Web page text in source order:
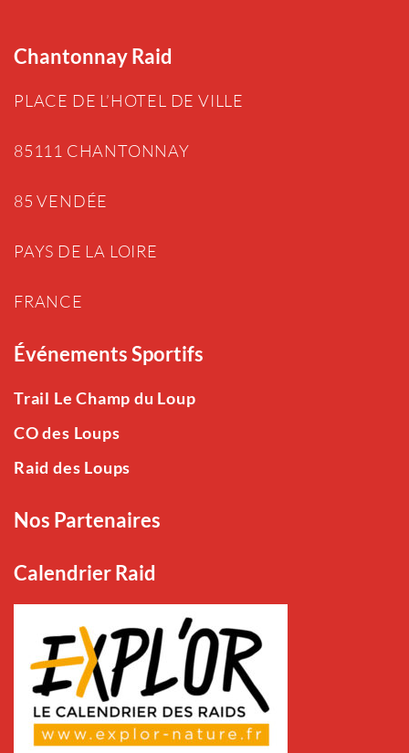
Chantonnay Raid
PLACE DE L’HOTEL DE VILLE
85111 CHANTONNAY
85 VENDÉE
PAYS DE LA LOIRE
FRANCE
Événements Sportifs
Trail Le Champ du Loup
CO des Loups
Raid des Loups
Nos Partenaires
Calendrier Raid